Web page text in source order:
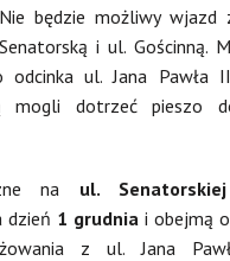
będzie możliwy wjazd
i ul. Gościnną.
odcinka ul. Jana Pawła
mogli dotrzeć pieszo
na ul. Senatorskiej
dzień 1 grudnia i obejmą
z ul. Jana